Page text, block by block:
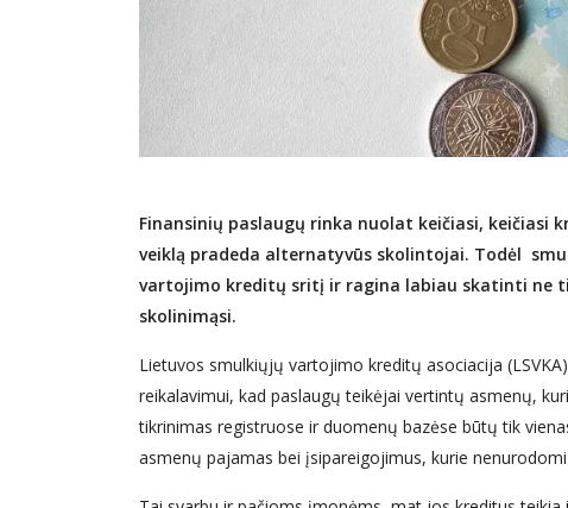
Finansinių paslaugų rinka nuolat keičiasi,
veiklą pradeda alternatyvūs skolintojai. Todėl
vartojimo kreditų sritį ir ragina labiau skatinti ne
skolinimąsi.
Lietuvos smulkiųjų vartojimo kreditų asociacija
reikalavimui, kad paslaugų teikėjai vertintų asmenų,
tikrinimas registruose ir duomenų bazėse būtų tik
asmenų pajamas bei įsipareigojimus, kurie